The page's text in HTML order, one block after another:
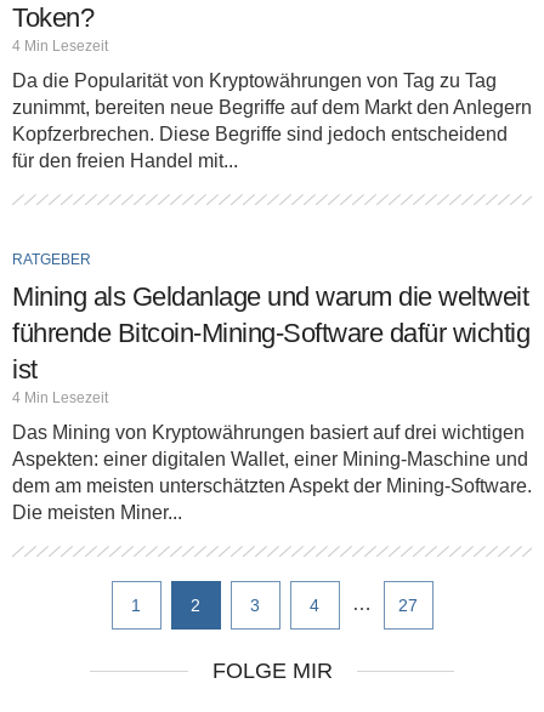
Token?
4 Min Lesezeit
Da die Popularität von Kryptowährungen von Tag zu Tag
zunimmt, bereiten neue Begriffe auf dem Markt den Anlegern
Kopfzerbrechen. Diese Begriffe sind jedoch entscheidend
für den freien Handel mit...
RATGEBER
Mining als Geldanlage und warum die weltweit
führende Bitcoin-Mining-Software dafür wichtig
ist
4 Min Lesezeit
Das Mining von Kryptowährungen basiert auf drei wichtigen
Aspekten: einer digitalen Wallet, einer Mining-Maschine und
dem am meisten unterschätzten Aspekt der Mining-Software.
Die meisten Miner...
1 2 3 4 … 27
FOLGE MIR